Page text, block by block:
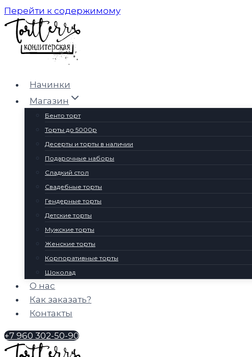
Перейти к содержимому
Начинки
Магазин
Бенто торт
Торты до 5000р
Десерты и торты в наличии
Подарочные наборы
Сладкий стол
Свадебные торты
Гендерные торты
Детские торты
Мужские торты
Женские торты
Корпоративные торты
Шоколад
О нас
Как заказать?
Контакты
+7 960 302-50-90